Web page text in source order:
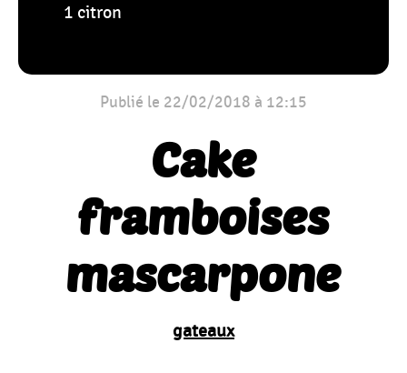
1 citron
Publié le 22/02/2018 à 12:15
Cake
framboises
mascarpone
gateaux